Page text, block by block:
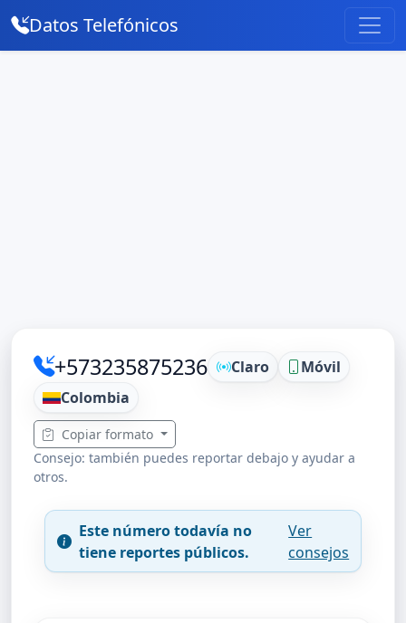
Datos Telefónicos
+573235875236 Claro
Móvil
Colombia
Copiar formato
Consejo: también puedes reportar debajo y ayudar a
otros.
Este número todavía no
tiene reportes públicos.
Ver
consejos